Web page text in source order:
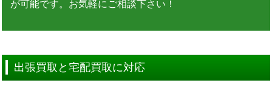
が可能です。お気軽にご相談下さい！
出張買取と宅配買取に対応